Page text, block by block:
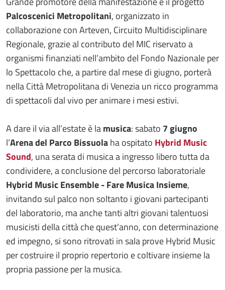
Palcoscenici Metropolitani, organizzato in
collaborazione con Arteven, Circuito Multidisciplinare
Regionale, grazie al contributo del MIC riservato a
organismi finanziati nell’ambito del Fondo Nazionale per
lo Spettacolo che, a partire dal mese di giugno, porterà
nella Città Metropolitana di Venezia un ricco programma
di spettacoli dal vivo per animare i mesi estivi.
A dare il via all’estate è lamusica: sabato 7 giugno
l’Arena del Parco Bissuolaha ospitato Hybrid Music
Sound, una serata di musica a ingresso libero tutta da
condividere, a conclusione del percorso laboratoriale
Hybrid Music Ensemble - Fare Musica Insieme,
invitando sul palco non soltanto i giovani partecipanti
del laboratorio, ma anche tanti altri giovani talentuosi
musicisti della città che quest’anno, con determinazione
ed impegno, si sono ritrovati in sala prove Hybrid Music
per costruire il proprio repertorio e coltivare insieme la
propria passione per la musica.